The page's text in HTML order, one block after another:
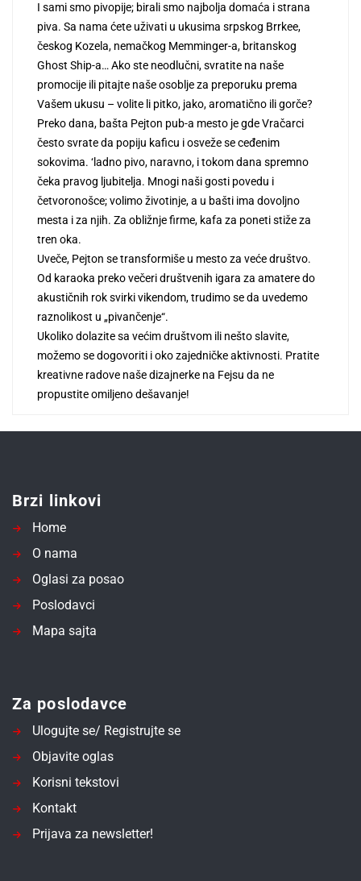
I sami smo pivopije; birali smo najbolja domaća i strana
piva. Sa nama ćete uživati u ukusima srpskog Brrkee,
českog Kozela, nemačkog Memminger-a, britanskog
Ghost Ship-a… Ako ste neodlučni, svratite na naše
promocije ili pitajte naše osoblje za preporuku prema
Vašem ukusu – volite li pitko, jako, aromatično ili gorče?
Preko dana, bašta Pejton pub-a mesto je gde Vračarci
često svrate da popiju kaficu i osveže se ceđenim
sokovima. ‘ladno pivo, naravno, i tokom dana spremno
čeka pravog ljubitelja. Mnogi naši gosti povedu i
četvoronošce; volimo životinje, a u bašti ima dovoljno
mesta i za njih. Za obližnje firme, kafa za poneti stiže za
tren oka.
Uveče, Pejton se transformiše u mesto za veće društvo.
Od karaoka preko večeri društvenih igara za amatere do
akustičnih rok svirki vikendom, trudimo se da uvedemo
raznolikost u „pivančenje“.
Ukoliko dolazite sa većim društvom ili nešto slavite,
možemo se dogovoriti i oko zajedničke aktivnosti. Pratite
kreativne radove naše dizajnerke na Fejsu da ne
propustite omiljeno dešavanje!
Brzi linkovi
Home
O nama
Oglasi za posao
Poslodavci
Mapa sajta
Za poslodavce
Ulogujte se/ Registrujte se
Objavite oglas
Korisni tekstovi
Kontakt
Prijava za newsletter!